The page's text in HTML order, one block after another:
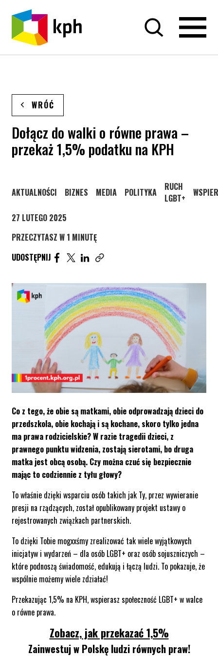
PRZEJDŹ DO TREŚCI
WRÓĆ
Dołącz do walki o równe prawa –
przekaż 1,5% podatku na KPH
STRONA KATEGORII WPISÓW
AKTUALNOŚCI STRONA KATEGORII WPISÓW
BIZNES STRONA KATEGORII WPISÓW
MEDIA STRONA KATEGORII WPISÓW
POLITYKA
STRONA
RUCH
LGBT+
27 LUTEGO 2025
PRZECZYTASZ W 1 MINUTĘ
UDOSTĘPNIJ
UDOSTĘPNIJ ARTYKUŁ NA FACEBOOK. STRONA
UDOSTĘPNIJ ARTYKUŁ NA TWITTER.
UDOSTĘPNIJ ARTYKUŁ NA LINKEDIN.
Co z tego, że obie są matkami, obie odprowadzają dzieci do
przedszkola, obie kochają i są kochane, skoro tylko jedna
ma prawa rodzicielskie? W razie tragedii dzieci, z
prawnego punktu widzenia, zostają sierotami, bo druga
matka jest obcą osobą. Czy można czuć się bezpiecznie
mając to codziennie z tyłu głowy?
To właśnie dzięki wsparciu osób takich jak Ty, przez wywieranie
presji na rządzących, został opublikowany projekt ustawy o
rejestrowanych związkach partnerskich.
To dzięki Tobie mogxxśmy zrealizować tak wiele wyjątkowych
inicjatyw i wydarzeń – dla osób LGBT+ oraz osób sojuszniczych –
które podnoszą świadomość, edukują i łączą ludzi. To pokazuje, że
wspólnie możemy wiele zdziałać!
Przekazując 1,5% na KPH, wspierasz społeczność LGBT+ w walce
o równe prawa.
Zobacz, jak przekazać 1,5%
Zainwestuj w Polskę ludzi równych praw!